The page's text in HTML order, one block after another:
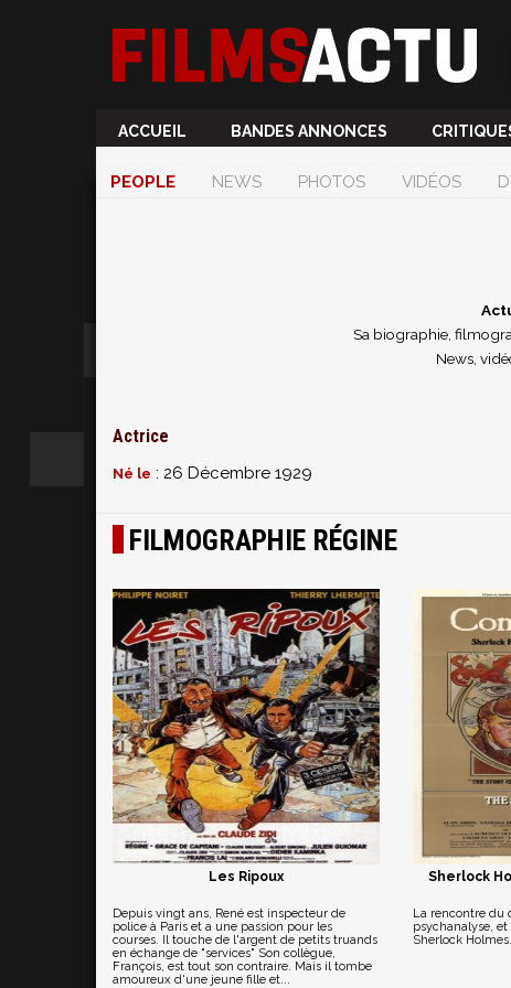
ACCUEIL BANDES ANNONCES
PEOPLE NEWS PHOTOS VIDÉOS
Sa biographie,
News,
Actrice
Né le : 26 Décembre 1929
FILMOGRAPHIE RÉGINE
Les Ripoux
Depuis vingt ans, René est inspecteur de
police à Paris et a une passion pour les
courses. Il touche de l'argent de petits truands
en échange de "services" Son collègue,
François, est tout son contraire. Mais il tombe
amoureux d'une jeune fille et...
Sherlock
La rencontre du
psychanalyse,
Sherlock Holmes.